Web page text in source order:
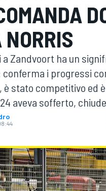
WEC
NORRIS
Zandvoort ha un
i progressi
è stato competitivo ed
aveva sofferto,